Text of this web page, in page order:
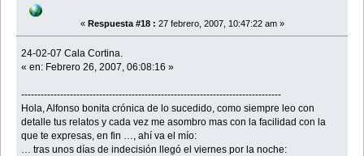
« Respuesta #18 : 27 febrero, 2007, 10:47:22 am »
24-02-07 Cala Cortina.
« en: Febrero 26, 2007, 06:08:16 »
--------------------------------------------------------------------------------
Hola, Alfonso bonita crónica de lo sucedido, como siempre leo con
detalle tus relatos y cada vez me asombro mas con la facilidad con la
que te expresas, en fin …, ahí va el mío:
… tras unos días de indecisión llegó el viernes por la noche: